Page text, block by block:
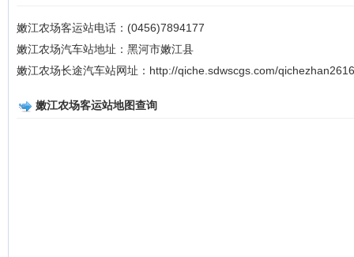
嫩江农场客运站电话：(0456)7894177
嫩江农场汽车站地址：黑河市嫩江县
嫩江农场长途汽车站网址：http://qiche.sdwscgs.com/
嫩江农场客运站地图查询